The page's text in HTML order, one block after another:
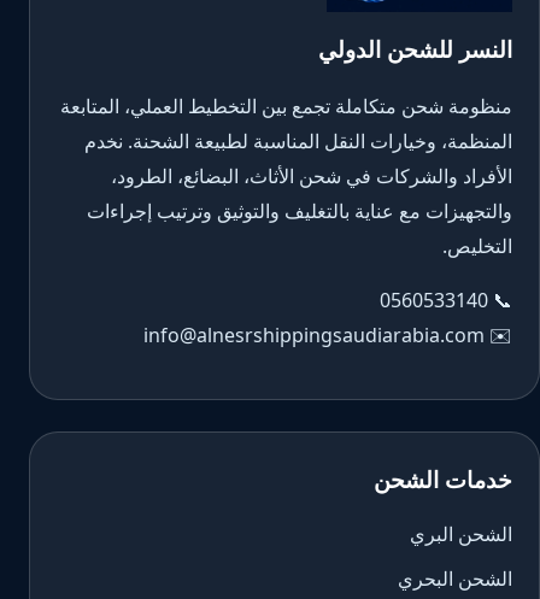
النسر للشحن الدولي
منظومة شحن متكاملة تجمع بين التخطيط العملي، المتابعة
المنظمة، وخيارات النقل المناسبة لطبيعة الشحنة. نخدم
الأفراد والشركات في شحن الأثاث، البضائع، الطرود،
والتجهيزات مع عناية بالتغليف والتوثيق وترتيب إجراءات
التخليص.
📞
0560533140
✉️
info@alnesrshippingsaudiarabia.com
خدمات الشحن
الشحن البري
الشحن البحري